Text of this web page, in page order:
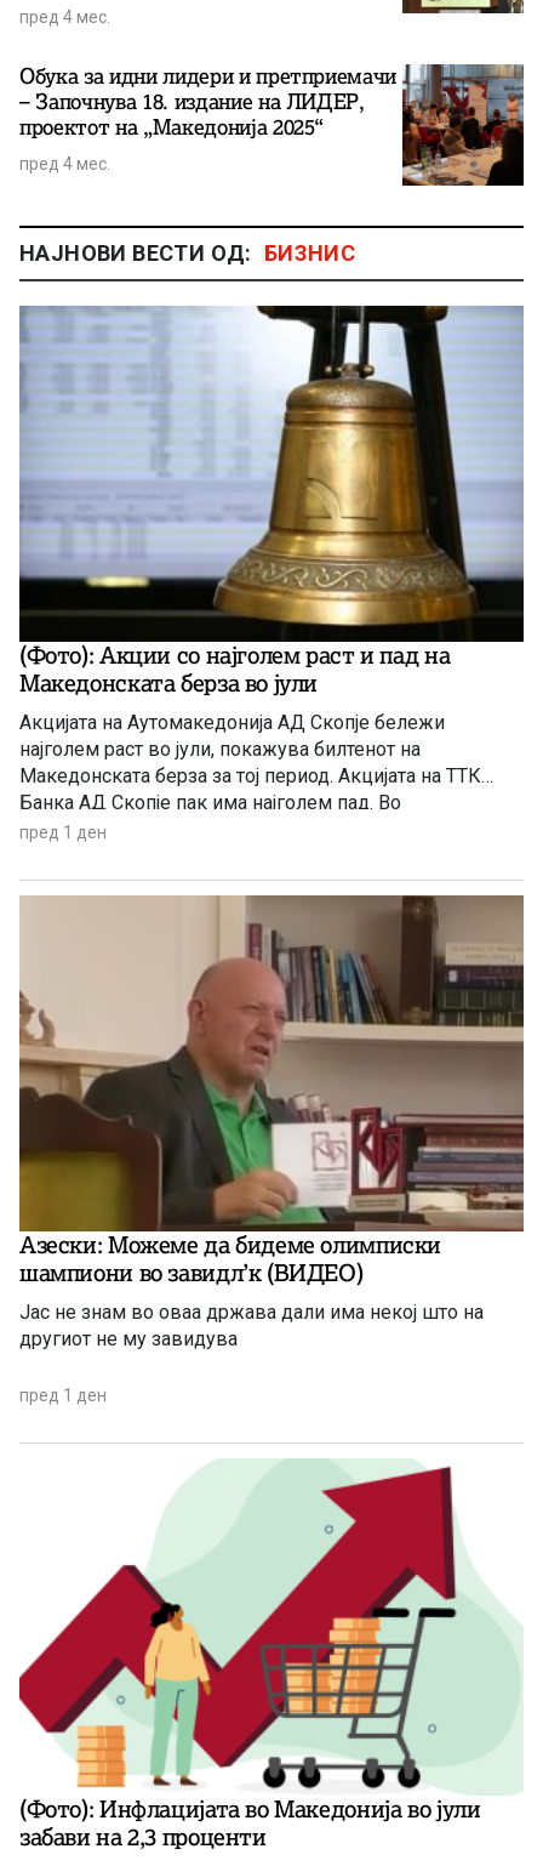
пред 4 мес.
Обука за идни лидери и претприемачи
– Започнува 18. издание на ЛИДЕР,
проектот на „Македонија 2025“
пред 4 мес.
НАЈНОВИ ВЕСТИ ОД: БИЗНИС
(Фото): Акции со најголем раст и пад на
Македонската берза во јули
Акцијата на Аутомакедонија АД Скопје бележи
најголем раст во јули, покажува билтенот на
Македонската берза за тој период. Акцијата на ТТК
Банка АД Скопје пак има најголем пад. Во
продолжение целосно и другите акции со најголем
пред 1 ден
Азески: Можеме да бидеме олимписки
шампиони во завидл’к (ВИДЕО)
Јас не знам во оваа држава дали има некој што на
другиот не му завидува
пред 1 ден
(Фото): Инфлацијата во Македонија во јули
забави на 2,3 проценти